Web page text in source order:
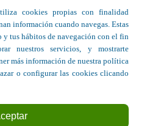
- Oviedo
31 - El Entrego
cookies propias con finalidad
información cuando navegas. Estas
y tus hábitos de navegación con el fin
nuestros servicios, y mostrarte
más información de nuestra política
o configurar las cookies clicando